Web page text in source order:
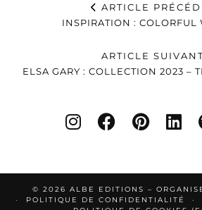
ARTICLE
INSPIRATION : COLORFUL
ARTICLE
ELSA GARY : COLLECTION 2023 –
© 2026 ALBE EDITIONS –
POLITIQUE DE CONFIDENTIALITÉ